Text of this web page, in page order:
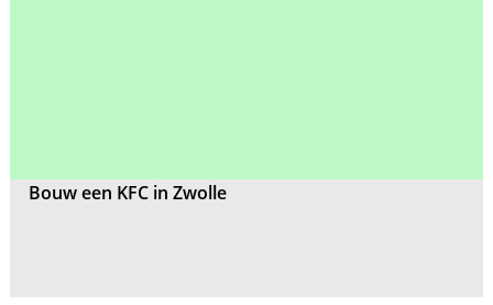
Bouw een KFC in Zwolle